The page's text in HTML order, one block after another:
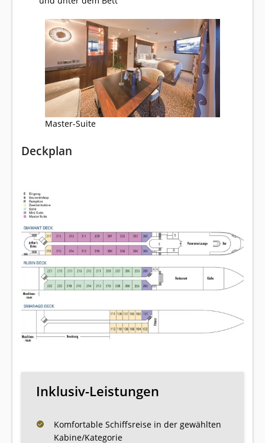
Master-Suite
Deckplan
Inklusiv-Leistungen
Komfortable Schiffsreise in der gewählten
Kabine/Kategorie